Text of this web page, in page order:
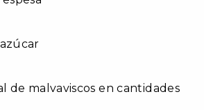
de malvaviscos en cantidades